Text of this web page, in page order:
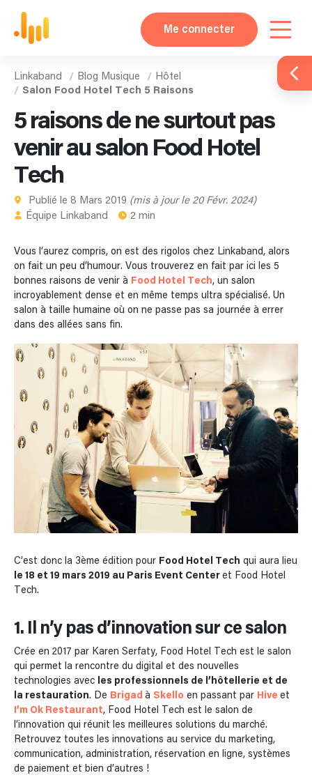
Me connecter
Linkaband Blog Musique
Hôtel
Salon Food Hotel Tech 5 Raisons
5 raisons de ne surtout pas
venir au salon Food Hotel
Tech
Publié le 8 Mars 2019 (mis à jour le 20 Févr. 2024)
Équipe Linkaband
2 min
Vous l’aurez compris, on est des rigolos chez Linkaband, alors
on fait un peu d’humour. Vous trouverez en fait par ici les 5
bonnes raisons de venir à Food Hotel Tech, un salon
incroyablement dense et en même temps ultra spécialisé. Un
salon à taille humaine où on ne passe pas sa journée à errer
dans des allées sans fin.
C’est donc la 3ème édition pour Food Hotel Tech qui aura lieu
le 18 et 19 mars 2019 au Paris Event Center et Food Hotel
Tech.
1. Il n’y pas d’innovation sur ce salon
Crée en 2017 par Karen Serfaty, Food Hotel Tech est le salon
qui permet la rencontre du digital et des nouvelles
technologies avec
les professionnels de l’hôtellerie et de
la restauration. De Brigad à Skello en passant par Hive et
I’m Ok Restaurant, Food Hotel Tech est le salon de
l’innovation qui réunit les meilleures solutions du marché.
Retrouvez toutes les innovations au service du marketing,
communication, administration, réservation en ligne, systèmes
de paiement et bien d’autres !